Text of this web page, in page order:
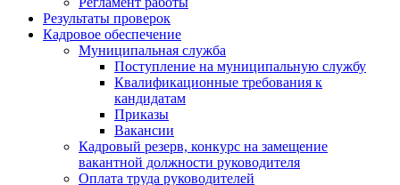
Результаты проверок
Кадровое обеспечение
Муниципальная служба
Поступление на муниципальную службу
Квалификационные требования к
кандидатам
Приказы
Вакансии
Кадровый резерв, конкурс на замещение
вакантной должности руководителя
Оплата труда руководителей